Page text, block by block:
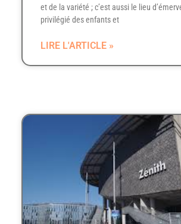
et de la variété ; c’est aussi le lieu
privilégié des enfants et
LIRE L'ARTICLE »